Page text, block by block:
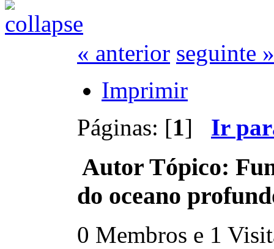
« anterior seguinte »
Imprimir
Páginas: [1] Ir
Autor Tópico:
do oceano
0 Membros e 1